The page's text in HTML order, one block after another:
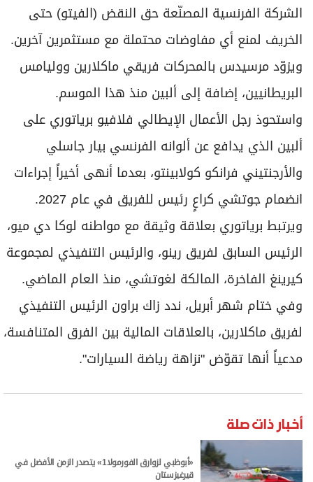
الشركة الفرنسية المصنّعة حق النقض (الفيتو) حتى
الخريف لمنع أي مفاوضات محتملة مع مستثمرين آخرين.
ويزوّد مرسيدس بالمحركات فريقي ماكلارين ووليامس
البريطانيين، إضافة إلى ألبين منذ هذا الموسم.
واستحوذ رجل الأعمال الإيطالي فلافيو برياتوري على
ألبين الذي يدافع عن ألوانه الفرنسي بيار جاسلي
والأرجنتيني فرانكو كولابينتو، بعدما أنهى أخيراً إجراءات
انضمام جوتشي كراعٍ رئيس للفريق في عام 2027.
ويرتبط برياتوري بعلاقة وثيقة مع مواطنه لوكا دي ميو،
الرئيس السابق لفريق رينو، والرئيس التنفيذي لمجموعة
كيرينغ الفاخرة، المالكة لغوتشي، منذ العام الماضي.
وفي ختام شهر أبريل، ندد زاك براون الرئيس التنفيذي
لفريق ماكلارين، بالعلاقات المالية بين الفرق المتنافسة،
مدعياً أنها تقوّض "نزاهة رياضة السيارات".
أخبار ذات صلة
«أبوظبي لزوارق الفورمولا1» يتصدر الزمن الأفضل في
قيرغيزستان